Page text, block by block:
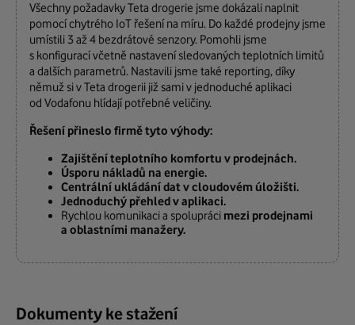
Všechny požadavky Teta drogerie jsme dokázali naplnit
pomocí chytrého IoT řešení na míru. Do každé prodejny jsme
umístili 3 až 4 bezdrátové senzory. Pomohli jsme
s konfigurací včetně nastavení sledovaných teplotních limitů
a dalších parametrů. Nastavili jsme také reporting, díky
němuž si v Teta drogerii již sami v jednoduché aplikaci
od Vodafonu hlídají potřebné veličiny.
Řešení přineslo firmě tyto výhody:
Zajištění teplotního komfortu v prodejnách.
Úsporu nákladů na energie.
Centrální ukládání dat v cloudovém úložišti.
Jednoduchý přehled v aplikaci.
Rychlou komunikaci a spolupráci mezi prodejnami
a oblastními manažery.
Dokumenty ke stažení